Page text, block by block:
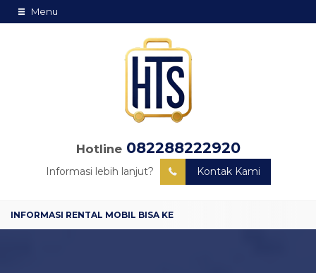
Menu
Hotline 082288222920
Informasi lebih lanjut? Kontak Kami